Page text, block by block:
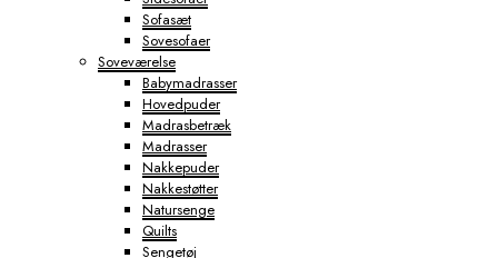
Sofasæt
Sovesofaer
Soveværelse
Babymadrasser
Hovedpuder
Madrasbetræk
Madrasser
Nakkepuder
Nakkestøtter
Natursenge
Quilts
Sengetøj